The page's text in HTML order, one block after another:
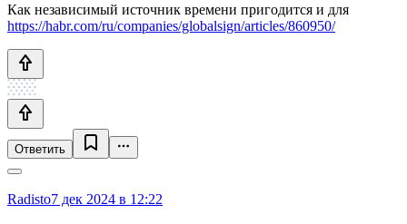
Как независимый источник времени пригодится и для
https://habr.com/ru/companies/globalsign/articles/860950/
Ответить
Radisto7 дек 2024 в 12:22